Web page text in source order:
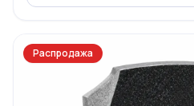
Распродажа